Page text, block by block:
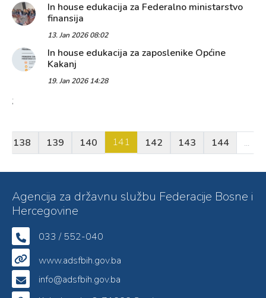
In house edukacija za Federalno ministarstvo
finansija
13. Jan 2026 08:02
In house edukacija za zaposlenike Općine
Kakanj
19. Jan 2026 14:28
;
138 139 140 141 142 143 144 ...
Agencija za državnu službu Federacije Bosne i
Hercegovine
033 / 552-040
www.adsfbih.gov.ba
info@adsfbih.gov.ba